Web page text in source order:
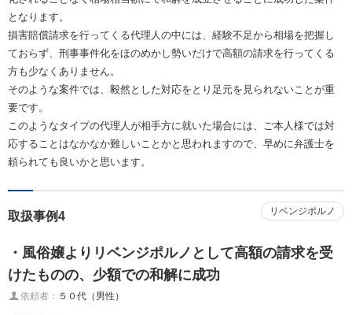
となります。
損害賠償請求を行ってくる代理人の中には、経験不足から相場を把握し
ておらず、刑事事件化をほのめかし勢いだけで高額の請求を行ってくる
方も少なくありません。
そのような案件では、毅然とした対応をとり足元を見られないことが重
要です。
このようなタイプの代理人が相手方に就いた場合には、ご本人様では対
応することはなかなか難しいことかと思われますので、早めに弁護士を
頼られても良いかと思います。
取扱事例4 リベンジポルノ
・風俗嬢よりリベンジポルノとして高額の請求を受
けたものの、少額での和解に成功
依頼者： ５０代（男性）